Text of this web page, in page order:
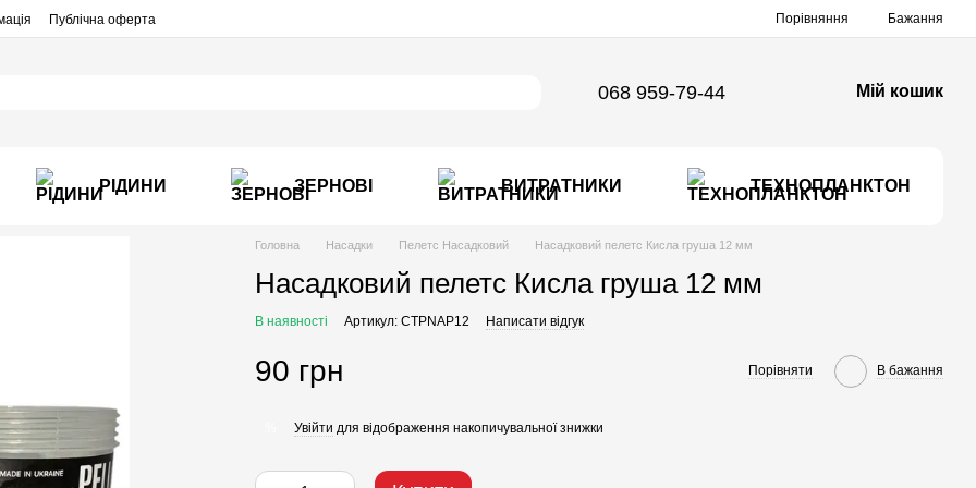
Публічна оферта Порівняння Бажання
068 959-79-44 Мій кошик
РІДИНИ ЗЕРНОВІ ВИТРАТНИКИ ТЕХНОПЛАНКТОН
Головна Насадки Пелетс Насадковий Насадковий пелетс Кисла груша 12 мм
Насадковий пелетс Кисла груша 12 мм
В наявності Артикул: CTPNAP12 Написати відгук
90 грн Порівняти В бажання
Увійти для відображення накопичувальної знижки